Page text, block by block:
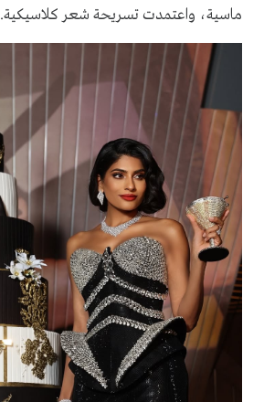
ماسية، واعتمدت تسريحة شعر كلاسيكية.